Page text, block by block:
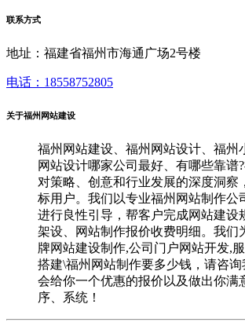
联系方式
地址：福建省福州市海通广场2号楼
电话：18558752805
关于福州网站建设
福州网站建设、福州网站设计、福州
网站设计哪家公司最好、有哪些靠谱
对策略、创意和行业发展的深度洞察
标用户。我们以专业福州网站制作公
进行良性引导，帮客户完成网站建设
架设、网站制作报价收费明细。我们
牌网站建设制作,公司门户网站开发,
搭建\福州网站制作要多少钱，请咨
会给你一个优惠的报价以及做出你满
序、系统！